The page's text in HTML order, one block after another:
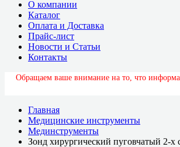
О компании
Каталог
Оплата и Доставка
Прайс-лист
Новости и Статьи
Контакты
Обращаем ваше внимание на то, что информа
Главная
Медицинские инструменты
Мединструменты
Зонд хирургический пуговчатый 2-х